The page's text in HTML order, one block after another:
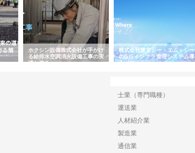
る舗
ホクシン設備株式会社が手がけ
る給排水空調消火設備工事の実
績と強み
株式会社東京シー・エム・シー
のGISインフラ管理システム導
入メリット
士業（専門職種）
運送業
人材紹介業
製造業
通信業